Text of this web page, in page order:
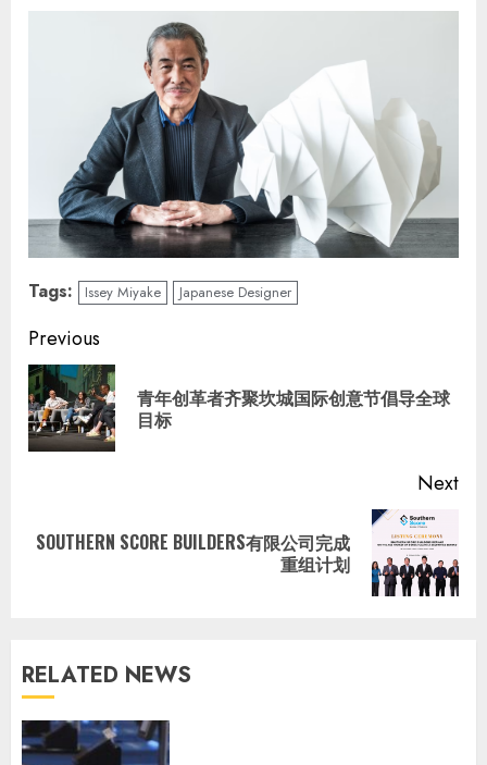
Tags: Issey Miyake Japanese Designer
Continue
Reading
Previous
青年创革者齐聚坎城国际创意节倡导全球
目标
Next
Next
SOUTHERN SCORE BUILDERS有限公司完成
重组计划
RELATED NEWS